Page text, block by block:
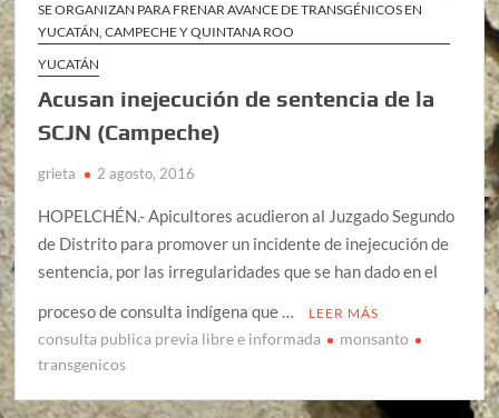
SE ORGANIZAN PARA FRENAR AVANCE DE TRANSGÉNICOS EN
YUCATÁN, CAMPECHE Y QUINTANA ROO
YUCATÁN
Acusan inejecución de sentencia de la
SCJN (Campeche)
grieta 2 agosto, 2016
HOPELCHÉN.- Apicultores acudieron al Juzgado Segundo
de Distrito para promover un incidente de inejecución de
sentencia, por las irregularidades que se han dado en el
proceso de consulta indígena que …
LEER MÁS
consulta publica previa libre e informada
monsanto
transgenicos